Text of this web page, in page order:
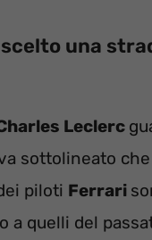
una
Leclerc
sottolineato
piloti Ferrari
a quelli del